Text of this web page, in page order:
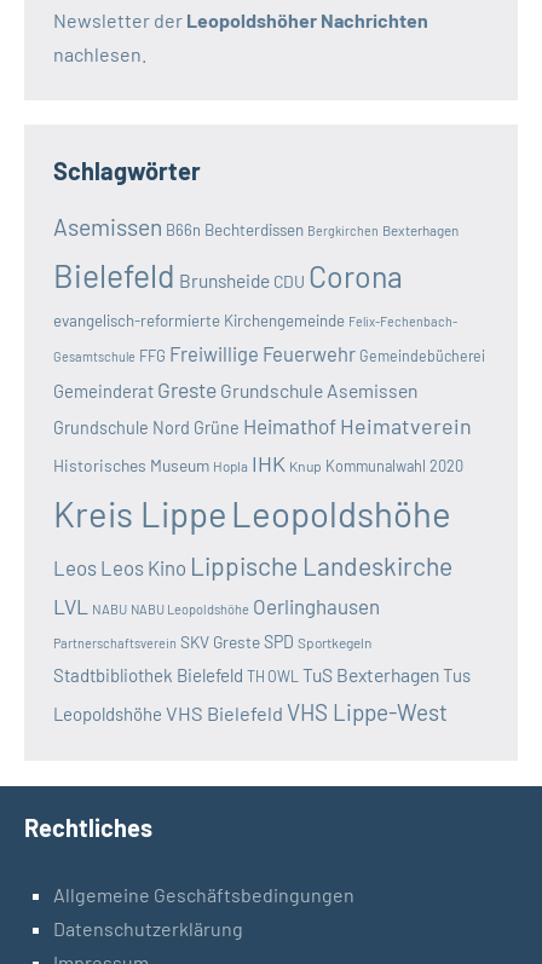
Newsletter der Leopoldshöher Nachrichten
nachlesen.
Schlagwörter
Asemissen B66n Bechterdissen Bergkirchen Bexterhagen
Bielefeld Brunsheide CDU Corona
evangelisch-reformierte Kirchengemeinde Felix-Fechenbach-
Gesamtschule FFG Freiwillige Feuerwehr Gemeindebücherei
Gemeinderat Greste Grundschule Asemissen
Grundschule Nord Grüne Heimathof Heimatverein
Historisches Museum Hopla IHK Knup Kommunalwahl 2020
Kreis Lippe Leopoldshöhe
Leos Leos Kino Lippische Landeskirche
LVL NABU NABU Leopoldshöhe Oerlinghausen
Partnerschaftsverein SKV GresteSPD Sportkegeln
Stadtbibliothek Bielefeld TH OWL TuS BexterhagenTus
Leopoldshöhe VHS Bielefeld VHS Lippe-West
Rechtliches
Allgemeine Geschäftsbedingungen
Datenschutzerklärung